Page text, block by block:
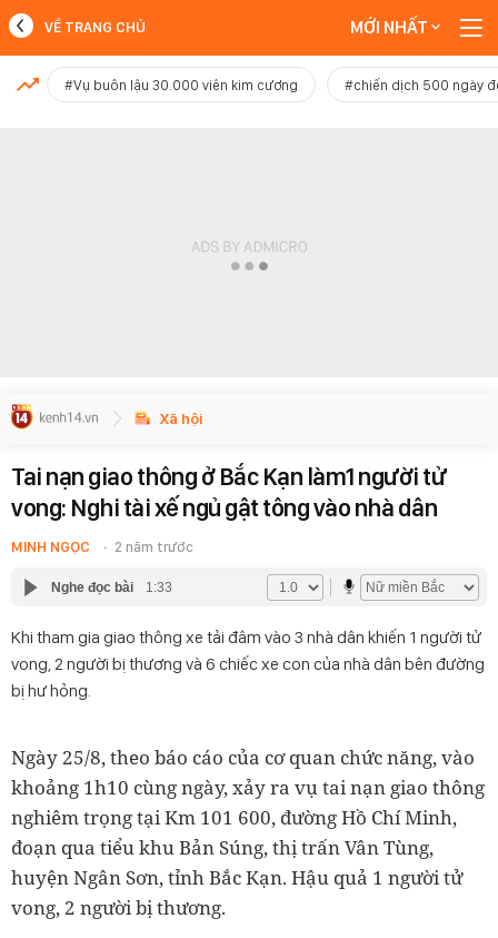
MỚI NHẤT
VỀ TRANG CHỦ MỚI NHẤT
#Vụ buôn lậu 30.000 viên kim cương #chiến dịch 500 ngày
Xã hội
Tai nạn giao thông ở Bắc Kạn làm1 người tử
vong: Nghi tài xế ngủ gật tông vào nhà dân
MINH NGỌC 2 năm trước
Nghe đọc bài 1:33
Khi tham gia giao thông xe tải đâm vào 3 nhà dân khiến 1 người tử
vong, 2 người bị thương và 6 chiếc xe con của nhà dân bên đường
bị hư hỏng.
Ngày 25/8, theo báo cáo của cơ quan chức năng, vào
khoảng 1h10 cùng ngày, xảy ra vụ tai nạn giao thông
nghiêm trọng tại Km 101 600, đường Hồ Chí Minh,
đoạn qua tiểu khu Bản Súng, thị trấn Vân Tùng,
huyện Ngân Sơn, tỉnh Bắc Kạn. Hậu quả 1 người tử
vong, 2 người bị thương.